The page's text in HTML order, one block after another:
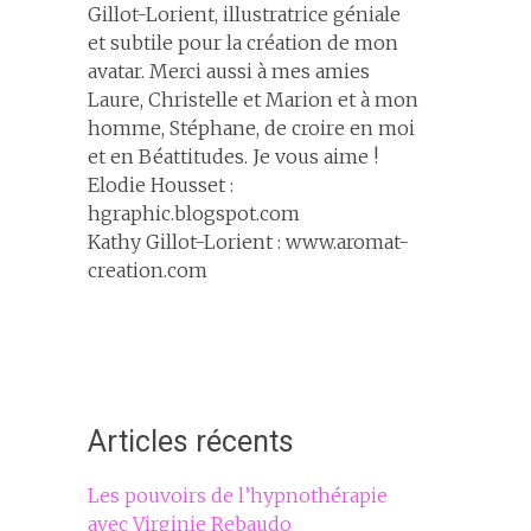
Gillot-Lorient, illustratrice géniale
et subtile pour la création de mon
avatar. Merci aussi à mes amies
Laure, Christelle et Marion et à mon
homme, Stéphane, de croire en moi
et en Béattitudes. Je vous aime !
Elodie Housset :
hgraphic.blogspot.com
Kathy Gillot-Lorient : www.aromat-
creation.com
Articles récents
Les pouvoirs de l’hypnothérapie
avec Virginie Rebaudo